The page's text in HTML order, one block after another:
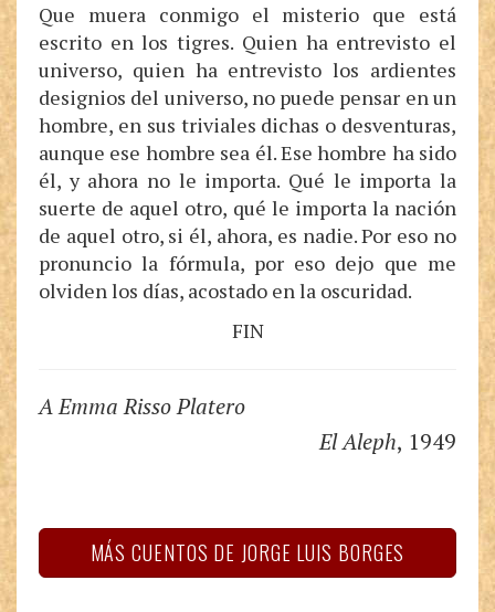
Que muera conmigo el misterio que está
escrito en los tigres. Quien ha entrevisto el
universo, quien ha entrevisto los ardientes
designios del universo, no puede pensar en un
hombre, en sus triviales dichas o desventuras,
aunque ese hombre sea él. Ese hombre ha sido
él, y ahora no le importa. Qué le importa la
suerte de aquel otro, qué le importa la nación
de aquel otro, si él, ahora, es nadie. Por eso no
pronuncio la fórmula, por eso dejo que me
olviden los días, acostado en la oscuridad.
FIN
A Emma Risso Platero
El Aleph, 1949
MÁS CUENTOS DE JORGE LUIS BORGES